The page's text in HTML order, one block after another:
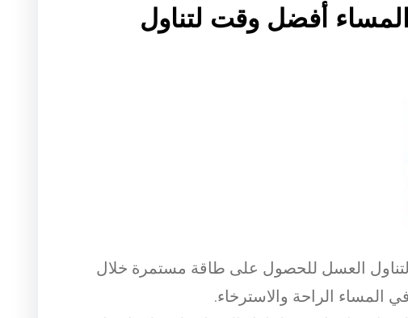
أفضل وقت لتناول
لتناول العسل للحصول على طاقة مستمرة خلال
في المساء الراحة والاسترخاء.